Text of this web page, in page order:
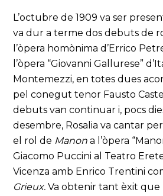
L’octubre de 1909 va ser
va dur a terme dos debuts de
l’òpera homònima d’Errico
l’òpera “Giovanni Gallurese”
Montemezzi, en totes dues
pel conegut tenor Fausto
debuts van continuar i, pocs
desembre, Rosalia va cantar
el rol de Manon a l’òpera
Giacomo Puccini al Teatro
Vicenza amb Enrico Trentini
Grieux.Va obtenir tant èxit que